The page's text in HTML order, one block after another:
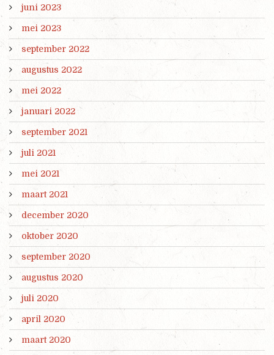
juni 2023
mei 2023
september 2022
augustus 2022
mei 2022
januari 2022
september 2021
juli 2021
mei 2021
maart 2021
december 2020
oktober 2020
september 2020
augustus 2020
juli 2020
april 2020
maart 2020